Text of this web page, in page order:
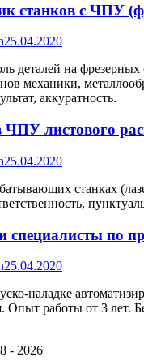
станков с ЧПУ
25.04.2020
деталей на
механики,
аккуратность.
ЧПУ листового
25.04.2020
станках
специалисты по
25.04.2020
наладке
Опыт работы от 3 лет.
2026